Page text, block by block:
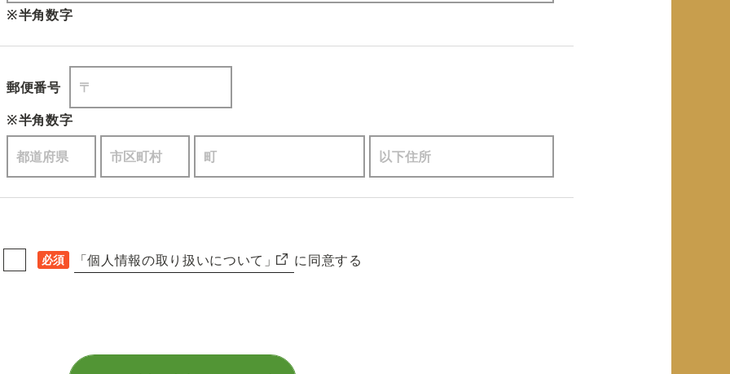
※半角数字
郵便番号
※半角数字
必須 「個人情報の取り扱いについて」 に同意する